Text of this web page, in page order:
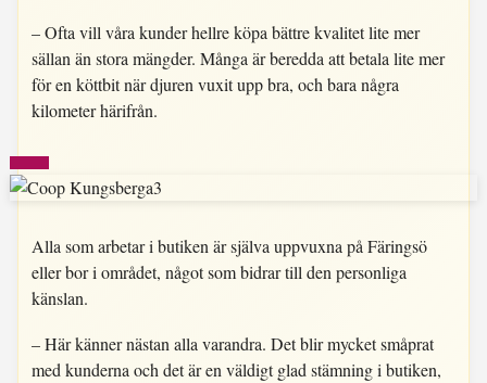
– Ofta vill våra kunder hellre köpa bättre kvalitet lite mer
sällan än stora mängder. Många är beredda att betala lite mer
för en köttbit när djuren vuxit upp bra, och bara några
kilometer härifrån.
Alla som arbetar i butiken är själva uppvuxna på Färingsö
eller bor i området, något som bidrar till den personliga
känslan.
– Här känner nästan alla varandra. Det blir mycket småprat
med kunderna och det är en väldigt glad stämning i butiken,